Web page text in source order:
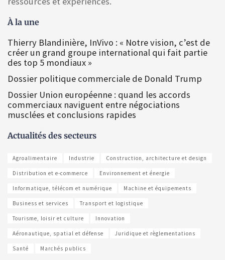
À la une
Thierry Blandinière, InVivo : « Notre vision, c’est de
créer un grand groupe international qui fait partie
des top 5 mondiaux »
Dossier politique commerciale de Donald Trump
Dossier Union européenne : quand les accords
commerciaux naviguent entre négociations
musclées et conclusions rapides
Actualités des secteurs
Agroalimentaire Industrie Construction, architecture et design
Distribution et e-commerce Environnement et énergie
Informatique, télécom et numérique Machine et équipements
Business et services Transport et logistique
Tourisme, loisir et culture Innovation
Aéronautique, spatial et défense Juridique et règlementations
Santé Marchés publics